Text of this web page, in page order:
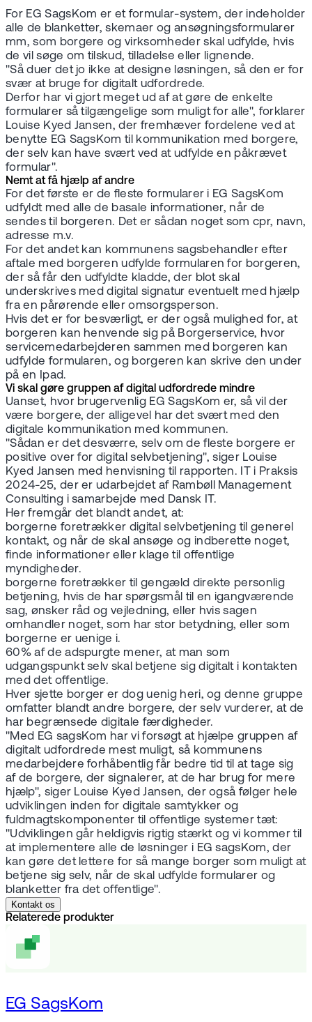
For EG SagsKom er et formular-system, der indeholder
alle de blanketter, skemaer og ansøgningsformularer
mm, som borgere og virksomheder skal udfylde, hvis
de vil søge om tilskud, tilladelse eller lignende.
"Så duer det jo ikke at designe løsningen, så den er for
svær at bruge for digitalt udfordrede.
Derfor har vi gjort meget ud af at gøre de enkelte
formularer så tilgængelige som muligt for alle", forklarer
Louise Kyed Jansen, der fremhæver fordelene ved at
benytte EG SagsKom til kommunikation med borgere,
der selv kan have svært ved at udfylde en påkrævet
formular".
Nemt at få hjælp af andre
For det første er de fleste formularer i EG SagsKom
udfyldt med alle de basale informationer, når de
sendes til borgeren. Det er sådan noget som cpr, navn,
adresse m.v.
For det andet kan kommunens sagsbehandler efter
aftale med borgeren udfylde formularen for borgeren,
der så får den udfyldte kladde, der blot skal
underskrives med digital signatur eventuelt med hjælp
fra en pårørende eller omsorgsperson.
Hvis det er for besværligt, er der også mulighed for, at
borgeren kan henvende sig på Borgerservice, hvor
servicemedarbejderen sammen med borgeren kan
udfylde formularen, og borgeren kan skrive den under
på en Ipad.
Vi skal gøre gruppen af digital udfordrede mindre
Uanset, hvor brugervenlig EG SagsKom er, så vil der
være borgere, der alligevel har det svært med den
digitale kommunikation med kommunen.
"Sådan er det desværre, selv om de fleste borgere er
positive over for digital selvbetjening", siger Louise
Kyed Jansen med henvisning til rapporten. IT i Praksis
2024-25, der er udarbejdet af Rambøll Management
Consulting i samarbejde med Dansk IT.
Her fremgår det blandt andet, at:
borgerne foretrækker digital selvbetjening til generel
kontakt, og når de skal ansøge og indberette noget,
finde informationer eller klage til offentlige
myndigheder.
borgerne foretrækker til gengæld direkte personlig
betjening, hvis de har spørgsmål til en igangværende
sag, ønsker råd og vejledning, eller hvis sagen
omhandler noget, som har stor betydning, eller som
borgerne er uenige i.
60% af de adspurgte mener, at man som
udgangspunkt selv skal betjene sig digitalt i kontakten
med det offentlige.
Hver sjette borger er dog uenig heri, og denne gruppe
omfatter blandt andre borgere, der selv vurderer, at de
har begrænsede digitale færdigheder.
"Med EG sagsKom har vi forsøgt at hjælpe gruppen af
digitalt udfordrede mest muligt, så kommunens
medarbejdere forhåbentlig får bedre tid til at tage sig
af de borgere, der signalerer, at de har brug for mere
hjælp", siger Louise Kyed Jansen, der også følger hele
udviklingen inden for digitale samtykker og
fuldmagtskomponenter til offentlige systemer tæt:
"Udviklingen går heldigvis rigtig stærkt og vi kommer til
at implementere alle de løsninger i EG sagsKom, der
kan gøre det lettere for så mange borger som muligt at
betjene sig selv, når de skal udfylde formularer og
blanketter fra det offentlige".
Kontakt os
Relaterede produkter
EG SagsKom